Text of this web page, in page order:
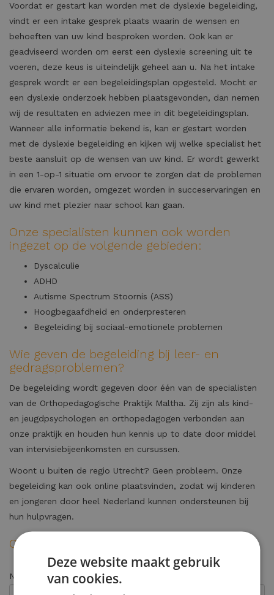
Voordat er gestart kan worden met de dyslexie begeleiding,
vindt er een intake gesprek plaats waarin de wensen en
behoeften van uw kind besproken worden. Ook kan er
geadviseerd worden om eerst een dyslexie screening uit te
voeren, deze keus is uiteindelijk geheel aan u. Na het intake
gesprek wordt er een begeleidingsplan opgesteld. Mocht er
een dyslexie onderzoek hebben plaatsgevonden, dan nemen
wij de resultaten en adviezen mee in dit begeleidingsplan.
Wanneer alle informatie bekend is, kan er gestart worden
met de dyslexie begeleiding en kijken wij welke specialist het
beste aansluit op de wensen van uw kind. Er wordt gewerkt
in een 1-op-1 situatie om ervoor te zorgen dat de problemen
die ervaren worden, omgezet worden in succeservaringen en
uw kind met plezier naar school kan gaan.
Onze specialisten kunnen ook worden
ingezet op de volgende gebieden:
Dyscalculie
ADHD
Autisme Spectrum Stoornis (ASS)
Hoogbegaafdheid en onderpresteren
Begeleiding bij sociaal-emotionele problemen
Wie geven de begeleiding bij leer- en
gedragsproblemen?
De begeleiding wordt gegeven door één van de specialisten
van de Orthopedagogische Praktijk Maltha. Zij zijn als kind-
en jeugdpsychologen en orthopedagogen verbonden aan
onze praktijk en houden hun kennis up to date door middel
van intervisiebijeenkomsten en cursussen.
Woont u buiten de regio Utrecht? Geen probleem. Onze
begeleiding kan ook online plaatsvinden, zodat wij kinderen
en jongeren door heel Nederland kunnen ondersteunen bij
hun hulpvragen.
Contactformulier
Naam (ouder) *
Deze website maakt gebruik
van cookies.